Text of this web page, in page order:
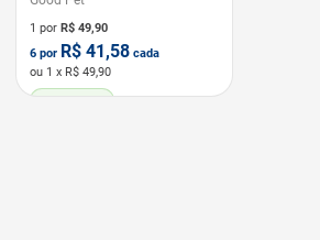
1 por R$ 49,90
6 por R$ 41,58 cada
ou 1 x R$ 49,90